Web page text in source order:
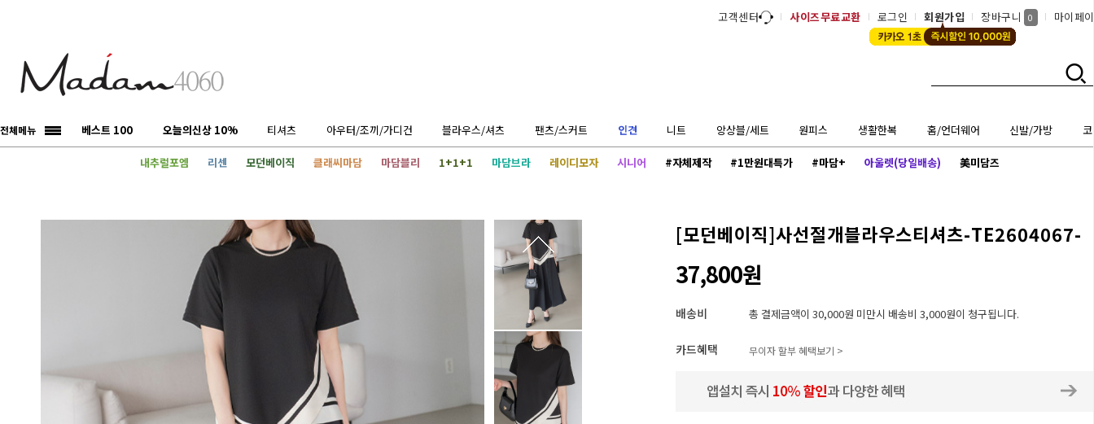
고객센터 사이즈무료교환 로그인 회원가입 장바구니 0 마이페
전체메뉴 베스트 100 오늘의신상 10% 티셔츠 아우터/조끼/가디건 블라우스/셔츠 팬츠/스커트 인견 니트 앙상블/세트 원피스 생활한복 홈/언더웨어 신발/가방
내추럴포엠 리센 모던베이직 클래씨마담 마담블리 1+1+1 마담브라 레이디모자 시니어 #자체제작 #1만원대특가 #마담+ 아울렛(당일배송) 美미담즈
[모던베이직]사선절개블라우스티셔츠-TE2604067-
37,800원
배송비 총 결제금액이 30,000원 미만시 배송비 3,000원이 청구됩니다.
카드혜택 무이자 할부 혜택보기 >